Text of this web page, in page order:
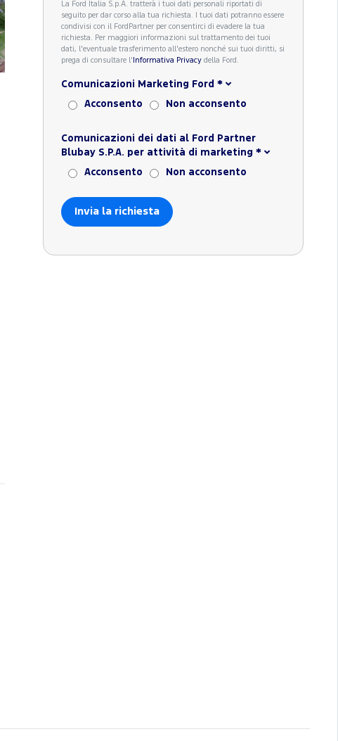
La Ford Italia S.p.A. tratterà i tuoi dati personali riportati di
seguito per dar corso alla tua richiesta. I tuoi dati potranno essere
condivisi con il FordPartner per consentirci di evadere la tua
richiesta. Per maggiori informazioni sul trattamento dei tuoi
dati, l'eventuale trasferimento all'estero nonché sui tuoi diritti, si
prega di consultare l' Informativa Privacydella Ford.
Comunicazioni Marketing Ford *
Acconsento Non acconsento
Comunicazioni dei dati al Ford Partner
Blubay S.P.A. per attività di marketing *
Acconsento Non acconsento